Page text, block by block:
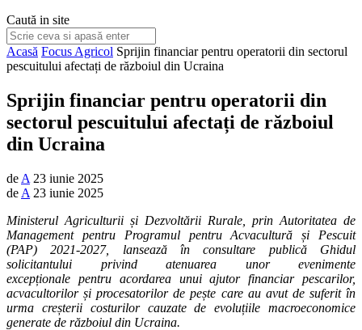
Caută in site
Acasă Focus Agricol Sprijin financiar pentru operatorii din sectorul
pescuitului afectați de războiul din Ucraina
Sprijin financiar pentru operatorii din
sectorul pescuitului afectați de războiul
din Ucraina
de A 23 iunie 2025
de A 23 iunie 2025
Ministerul Agriculturii și Dezvoltării Rurale, prin Autoritatea de
Management pentru Programul pentru Acvacultură și Pescuit
(PAP) 2021-2027, lansează în consultare publică Ghidul
solicitantului privind atenuarea unor evenimente
excepționale pentru acordarea unui ajutor financiar pescarilor,
acvacultorilor și procesatorilor de pește care au avut de suferit în
urma creșterii costurilor cauzate de evoluțiile macroeconomice
generate de războiul din Ucraina.